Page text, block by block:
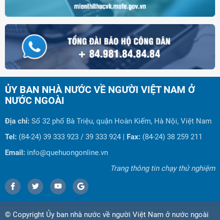
ỦY BAN NHÀ NƯỚC VỀ NGƯỜI VIỆT NAM Ở
NƯỚC NGOÀI
Địa chỉ: Số 32 phố Bà Triệu, quận Hoàn Kiếm, Hà Nội, Việt Nam
Tel: (84-24) 39 333 923 / 39 333 924 | Fax: (84-24) 38 259 211
Email: info@quehuongonline.vn
Trang thông tin chạy thử nghiệm
© Copyright Ủy ban nhà nước về người Việt Nam ở nước ngoài